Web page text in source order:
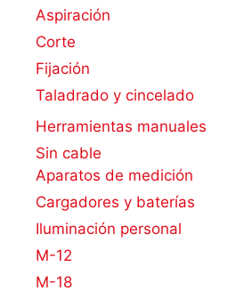
Aspiración
Corte
Fijación
Taladrado y cincelado
Herramientas manuales
Sin cable
Aparatos de medición
Cargadores y baterías
Iluminación personal
M-12
M-18